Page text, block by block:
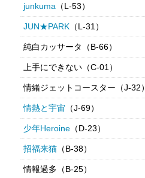
junkuma （L-53）
JUN★PARK（L-31）
純白カッサータ（B-66）
上手にできない（C-01）
情緒ジェットコースター（J-32）
情熱と宇宙（J-69）
少年Heroine（D-23）
招福来猫（B-38）
情報過多（B-25）